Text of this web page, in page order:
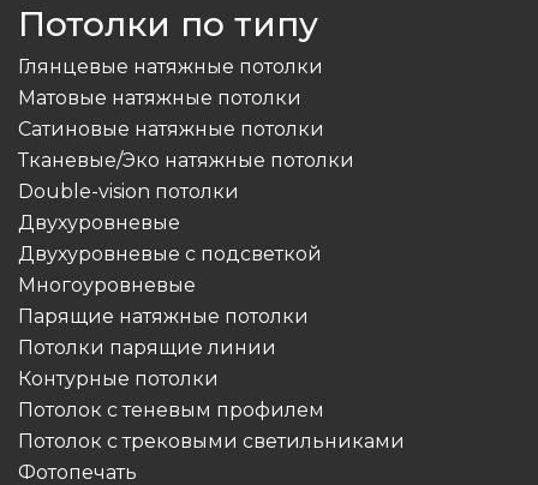
Потолки по типу
Глянцевые натяжные потолки
Матовые натяжные потолки
Сатиновые натяжные потолки
Тканевые/Эко натяжные потолки
Double-vision потолки
Двухуровневые
Двухуровневые с подсветкой
Многоуровневые
Парящие натяжные потолки
Потолки парящие линии
Контурные потолки
Потолок с теневым профилем
Потолок с трековыми светильниками
Фотопечать